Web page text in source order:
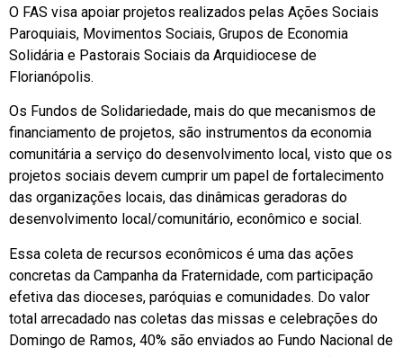
O FAS visa apoiar projetos realizados pelas Ações Sociais
Paroquiais, Movimentos Sociais, Grupos de Economia
Solidária e Pastorais Sociais da Arquidiocese de
Florianópolis.
Os Fundos de Solidariedade, mais do que mecanismos de
financiamento de projetos, são instrumentos da economia
comunitária a serviço do desenvolvimento local, visto que os
projetos sociais devem cumprir um papel de fortalecimento
das organizações locais, das dinâmicas geradoras do
desenvolvimento local/comunitário, econômico e social.
Essa coleta de recursos econômicos é uma das ações
concretas da Campanha da Fraternidade, com participação
efetiva das dioceses, paróquias e comunidades. Do valor
total arrecadado nas coletas das missas e celebrações do
Domingo de Ramos, 40% são enviados ao Fundo Nacional de